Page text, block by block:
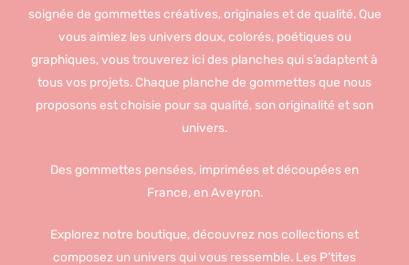
soignée de gommettes créatives, originales et de qualité. Que
vous aimiez les univers doux, colorés, poétiques ou
graphiques, vous trouverez ici des planches qui s’adaptent à
tous vos projets. Chaque planche de gommettes que nous
proposons est choisie pour sa qualité, son originalité et son
univers.
Des gommettes pensées, imprimées et découpées en
France, en Aveyron.
Explorez notre boutique, découvrez nos collections et
composez un univers qui vous ressemble. Les P’tites